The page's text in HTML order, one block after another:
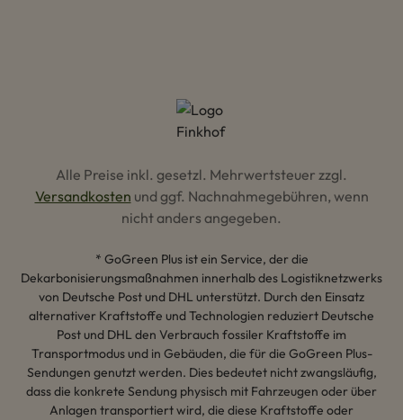
Alle Preise inkl. gesetzl. Mehrwertsteuer zzgl.
Versandkosten und ggf. Nachnahmegebühren, wenn
nicht anders angegeben.
* GoGreen Plus ist ein Service, der die
Dekarbonisierungsmaßnahmen innerhalb des Logistiknetzwerks
von Deutsche Post und DHL unterstützt. Durch den Einsatz
alternativer Kraftstoffe und Technologien reduziert Deutsche
Post und DHL den Verbrauch fossiler Kraftstoffe im
Transportmodus und in Gebäuden, die für die GoGreen Plus-
Sendungen genutzt werden. Dies bedeutet nicht zwangsläufig,
dass die konkrete Sendung physisch mit Fahrzeugen oder über
Anlagen transportiert wird, die diese Kraftstoffe oder